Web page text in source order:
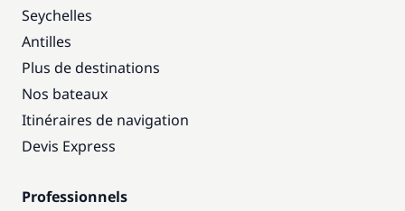
Seychelles
Antilles
Plus de destinations
Nos bateaux
Itinéraires de navigation
Devis Express
Professionnels